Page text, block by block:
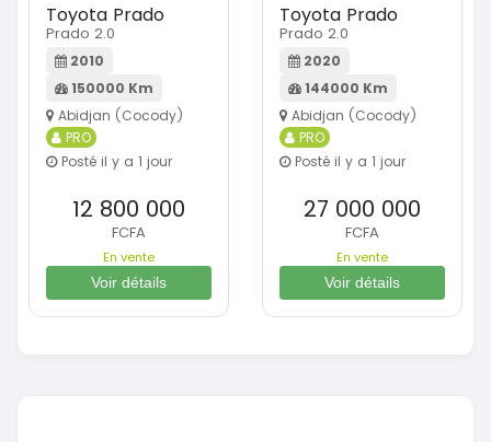
Toyota Prado
Prado 2.0
2010
150000 Km
Abidjan (Cocody)
PRO
Posté il y a 1 jour
12 800 000
FCFA
En vente
Voir détails
Toyota Prado
Prado 2.0
2020
144000 Km
Abidjan (Cocody)
PRO
Posté il y a 1 jour
27 000 000
FCFA
En vente
Voir détails